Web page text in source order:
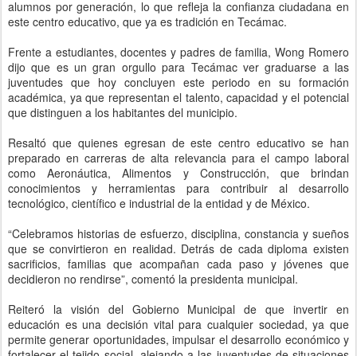
alumnos por generación, lo que refleja la confianza ciudadana en
este centro educativo, que ya es tradición en Tecámac.
Frente a estudiantes, docentes y padres de familia, Wong Romero
dijo que es un gran orgullo para Tecámac ver graduarse a las
juventudes que hoy concluyen este periodo en su formación
académica, ya que representan el talento, capacidad y el potencial
que distinguen a los habitantes del municipio.
Resaltó que quienes egresan de este centro educativo se han
preparado en carreras de alta relevancia para el campo laboral
como Aeronáutica, Alimentos y Construcción, que brindan
conocimientos y herramientas para contribuir al desarrollo
tecnológico, científico e industrial de la entidad y de México.
“Celebramos historias de esfuerzo, disciplina, constancia y sueños
que se convirtieron en realidad. Detrás de cada diploma existen
sacrificios, familias que acompañan cada paso y jóvenes que
decidieron no rendirse”, comentó la presidenta municipal.
Reiteró la visión del Gobierno Municipal de que invertir en
educación es una decisión vital para cualquier sociedad, ya que
permite generar oportunidades, impulsar el desarrollo económico y